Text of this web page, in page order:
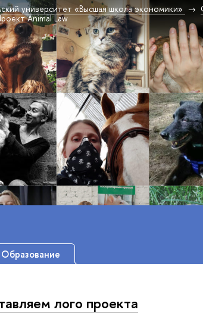
университет «Высшая школа экономики»
Animal Law
Образование
лого проекта